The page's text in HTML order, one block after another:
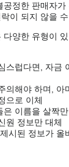
정한 판매자
이 되지 않을 수
양한 유형이 있
스럽다면, 자금
의해야 하며, 아
으로 이체
은 이름을 살짝
원 정보만 대체
시된 정보가 올